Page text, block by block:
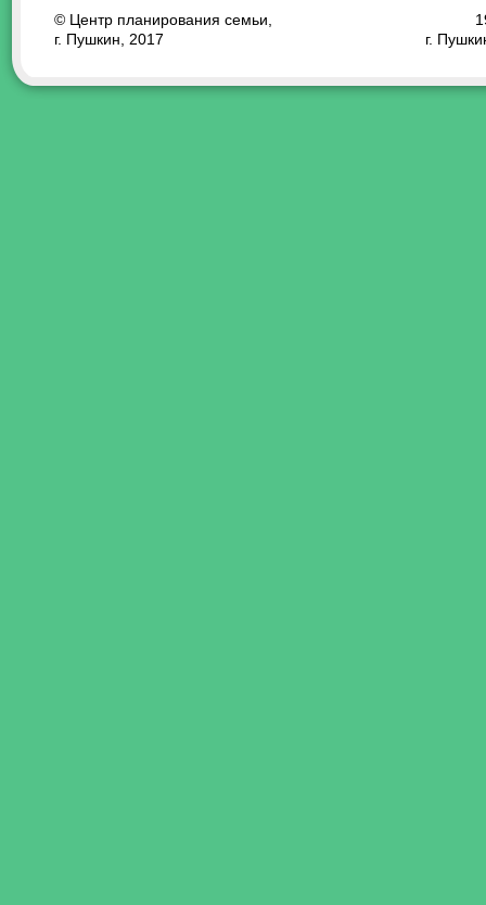
© Центр планирования семьи,
г. Пушкин, 2017
г.